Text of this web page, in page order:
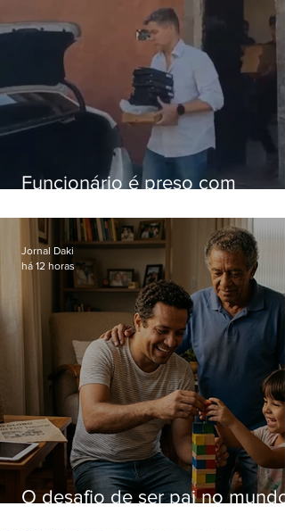
Funcionário é preso com
Hospital do Andaraí
O desafio de ser pai no mundo
Jornal Daki
há 12 horas